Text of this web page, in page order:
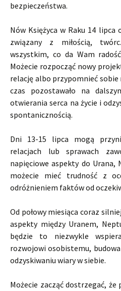
bezpieczeństwa.
Nów Księżyca w Raku 14
związany z miłością,
wszystkim, co da Wam
Możecie rozpocząć nowy
relację albo przypomnieć
czas pozostawało na
otwierania serca na życie i
spontanicznością.
Dni 13-15 lipca mogą
relacjach lub sprawach
napięciowe aspekty do
możecie mieć trudność z
odróżnieniem faktów od
Od połowy miesiąca coraz
aspekty między Uranem,
będzie to niezwykle
rozwojowi osobistemu,
odzyskiwaniu wiary w siebie.
Możecie zacząć dostrzegać,